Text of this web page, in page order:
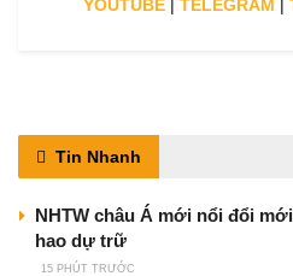
YOUTUBE | TELEGRAM |
Tin Nhanh
NHTW châu Á mới nổi đổi
hao dự trữ
15 PHÚT TRƯỚC